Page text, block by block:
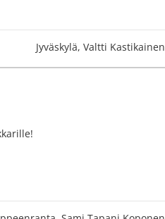
Jyväskylä, Valtti Kastikainen